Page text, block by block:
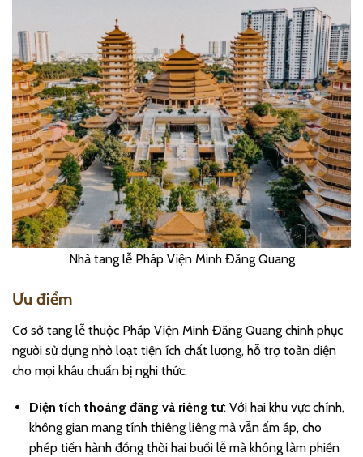
Nhà tang lễ Pháp Viện Minh Đăng Quang
Ưu điểm
Cơ sở tang lễ thuộc Pháp Viện Minh Đăng Quang chinh phục
người sử dụng nhờ loạt tiện ích chất lượng, hỗ trợ toàn diện
cho mọi khâu chuẩn bị nghi thức:
Diện tích thoáng đãng và riêng tư: Với hai khu vực chính,
không gian mang tính thiêng liêng mà vẫn ấm áp, cho
phép tiến hành đồng thời hai buổi lễ mà không làm phiền